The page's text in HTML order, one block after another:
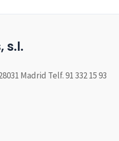
s.l.
Madrid Telf. 91 332 15 93